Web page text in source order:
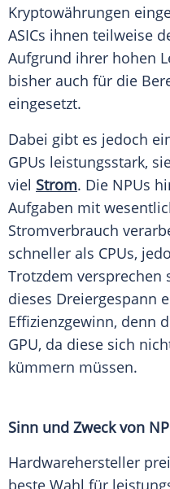
Kryptowährungen
ASICs ihnen teilweise
Aufgrund ihrer hohen
bisher auch für die
eingesetzt.
Dabei gibt es jedoch
GPUs leistungsstark,
viel Strom. Die NPUs
Aufgaben mit
Stromverbrauch
schneller als CPUs,
Trotzdem versprechen
dieses Dreiergespann
Effizienzgewinn, denn
GPU, da diese sich
kümmern müssen.
Sinn und Zweck von
Hardwarehersteller